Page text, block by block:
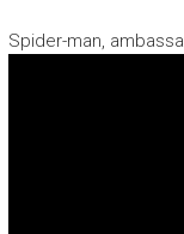
Spider-man,